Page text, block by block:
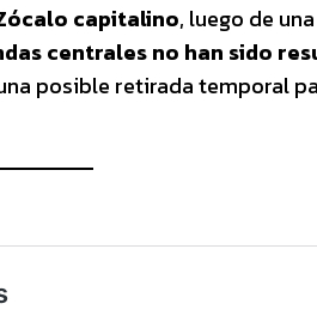
capitalino, luego de
centrales no han sido
posible retirada temporal